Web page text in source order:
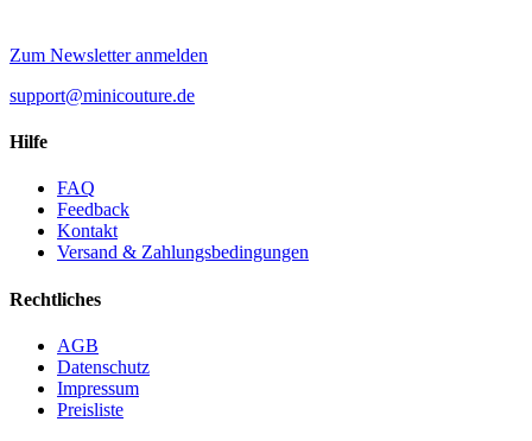
Zum Newsletter anmelden
support@minicouture.de
Hilfe
FAQ
Feedback
Kontakt
Versand & Zahlungsbedingungen
Rechtliches
AGB
Datenschutz
Impressum
Preisliste